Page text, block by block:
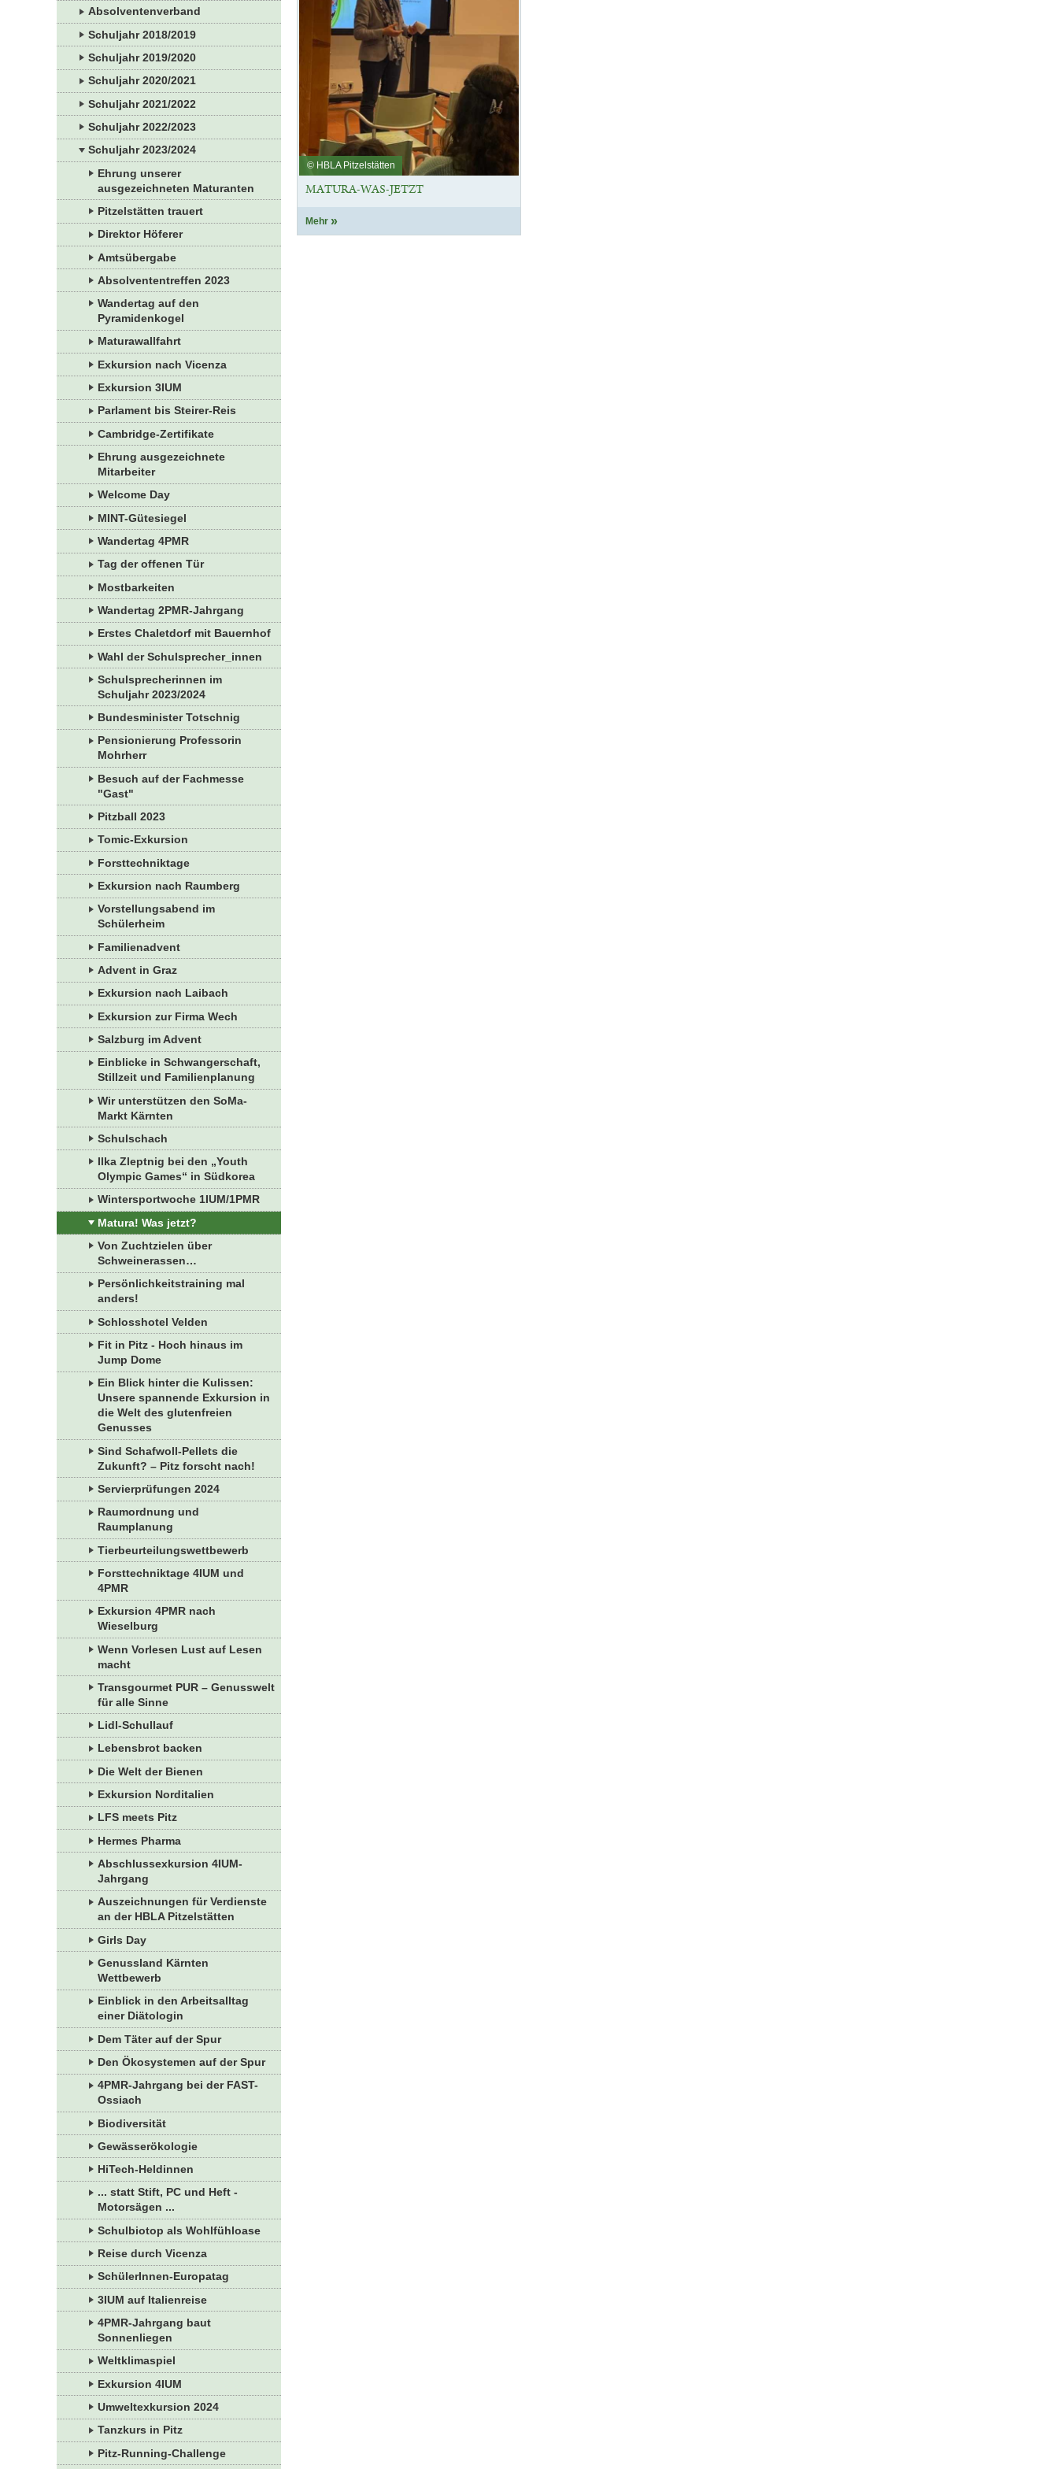
Absolventenverband
Schuljahr 2018/2019
Schuljahr 2019/2020
Schuljahr 2020/2021
Schuljahr 2021/2022
Schuljahr 2022/2023
Schuljahr 2023/2024
Ehrung unserer
ausgezeichneten Maturanten
Pitzelstätten trauert
Direktor Höferer
Amtsübergabe
Absolvententreffen 2023
Wandertag auf den
Pyramidenkogel
Maturawallfahrt
Exkursion nach Vicenza
Exkursion 3IUM
Parlament bis Steirer-Reis
Cambridge-Zertifikate
Ehrung ausgezeichnete
Mitarbeiter
Welcome Day
MINT-Gütesiegel
Wandertag 4PMR
Tag der offenen Tür
Mostbarkeiten
Wandertag 2PMR-Jahrgang
Erstes Chaletdorf mit Bauernhof
Wahl der Schulsprecher_innen
Schulsprecherinnen im
Schuljahr 2023/2024
Bundesminister Totschnig
Pensionierung Professorin
Mohrherr
Besuch auf der Fachmesse
"Gast"
Pitzball 2023
Tomic-Exkursion
Forsttechniktage
Exkursion nach Raumberg
Vorstellungsabend im
Schülerheim
Familienadvent
Advent in Graz
Exkursion nach Laibach
Exkursion zur Firma Wech
Salzburg im Advent
Einblicke in Schwangerschaft,
Stillzeit und Familienplanung
Wir unterstützen den SoMa-
Markt Kärnten
Schulschach
Ilka Zleptnig bei den „Youth
Olympic Games“ in Südkorea
Wintersportwoche 1IUM/1PMR
Matura! Was jetzt?
Von Zuchtzielen über
Schweinerassen…
Persönlichkeitstraining mal
anders!
Schlosshotel Velden
Fit in Pitz - Hoch hinaus im
Jump Dome
Ein Blick hinter die Kulissen:
Unsere spannende Exkursion in
die Welt des glutenfreien
Genusses
Sind Schafwoll-Pellets die
Zukunft? – Pitz forscht nach!
Servierprüfungen 2024
Raumordnung und
Raumplanung
Tierbeurteilungswettbewerb
Forsttechniktage 4IUM und
4PMR
Exkursion 4PMR nach
Wieselburg
Wenn Vorlesen Lust auf Lesen
macht
Transgourmet PUR – Genusswelt
für alle Sinne
Lidl-Schullauf
Lebensbrot backen
Die Welt der Bienen
Exkursion Norditalien
LFS meets Pitz
Hermes Pharma
Abschlussexkursion 4IUM-
Jahrgang
Auszeichnungen für Verdienste
an der HBLA Pitzelstätten
Girls Day
Genussland Kärnten
Wettbewerb
Einblick in den Arbeitsalltag
einer Diätologin
Dem Täter auf der Spur
Den Ökosystemen auf der Spur
4PMR-Jahrgang bei der FAST-
Ossiach
Biodiversität
Gewässerökologie
HiTech-Heldinnen
... statt Stift, PC und Heft -
Motorsägen ...
Schulbiotop als Wohlfühloase
Reise durch Vicenza
SchülerInnen-Europatag
3IUM auf Italienreise
4PMR-Jahrgang baut
Sonnenliegen
Weltklimaspiel
Exkursion 4IUM
Umweltexkursion 2024
Tanzkurs in Pitz
Pitz-Running-Challenge
© HBLA Pitzelstätten
MATURA-WAS-JETZT
Mehr